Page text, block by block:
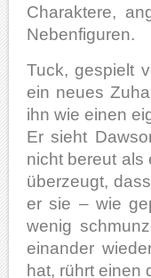
Charaktere,
Nebenfiguren.
Tuck, gespielt
ein neues
ihn wie einen
Er sieht
nicht bereut als
überzeugt,
er sie – wie
wenig
einander
hat, rührt einen